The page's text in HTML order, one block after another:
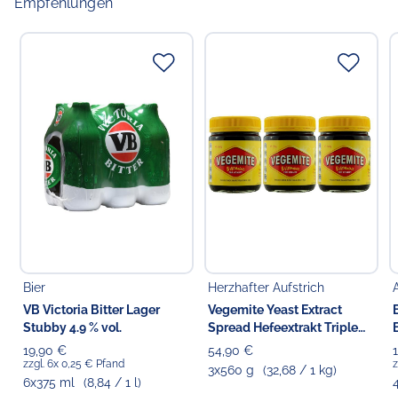
Bier
VB Victoria Bitter Lager
Stubby 4.9 % vol.
19,90 €
zzgl. 6x 0,25 € Pfand
6x375 ml (8,84 / 1 l)
Herzhafter Aufstrich
Vegemite Yeast Extract
Spread Hefeextrakt Triple
Pack
54,90 €
3x560 g
(32,68 / 1 kg)